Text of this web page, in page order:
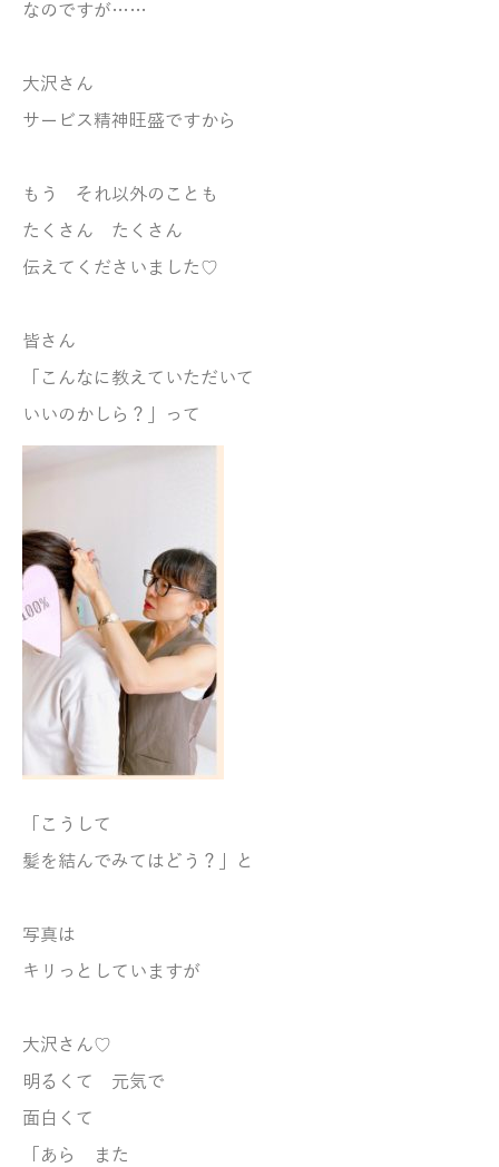
なのですが……
大沢さん
サービス精神旺盛ですから
もう それ以外のことも
たくさん たくさん
伝えてくださいました♡
皆さん
「こんなに教えていただいて
いいのかしら？」って
「こうして
髪を結んでみてはどう？」と
写真は
キリっとしていますが
大沢さん♡
明るくて 元気で
面白くて
「あら また